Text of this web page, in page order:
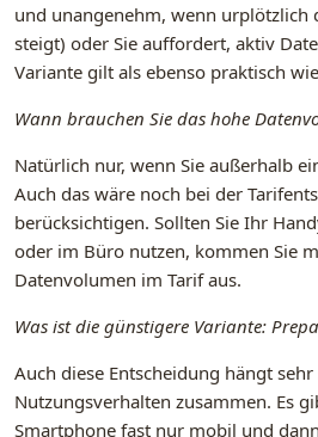
und unangenehm, wenn urplötzlich
steigt) oder Sie auffordert, aktiv
Variante gilt als ebenso praktisch
Wann brauchen Sie das hohe
Natürlich nur, wenn Sie außerhalb
Auch das wäre noch bei der
berücksichtigen. Sollten Sie Ihr
oder im Büro nutzen, kommen Sie
Datenvolumen im Tarif aus.
Was ist die günstigere Variante:
Auch diese Entscheidung hängt
Nutzungsverhalten zusammen. Es
Smartphone fast nur mobil und